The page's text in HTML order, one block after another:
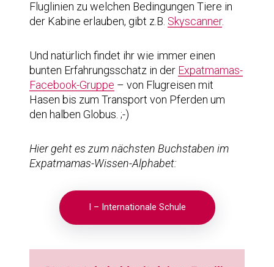
Fluglinien zu welchen Bedingungen Tiere in
der Kabine erlauben, gibt z.B. Skyscanner.
Und natürlich findet ihr wie immer einen
bunten Erfahrungsschatz in der Expatmamas-
Facebook-Gruppe – von Flugreisen mit
Hasen bis zum Transport von Pferden um
den halben Globus. ;-)
Hier geht es zum nächsten Buchstaben im
Expatmamas-Wissen-Alphabet:
I – Internationale Schule